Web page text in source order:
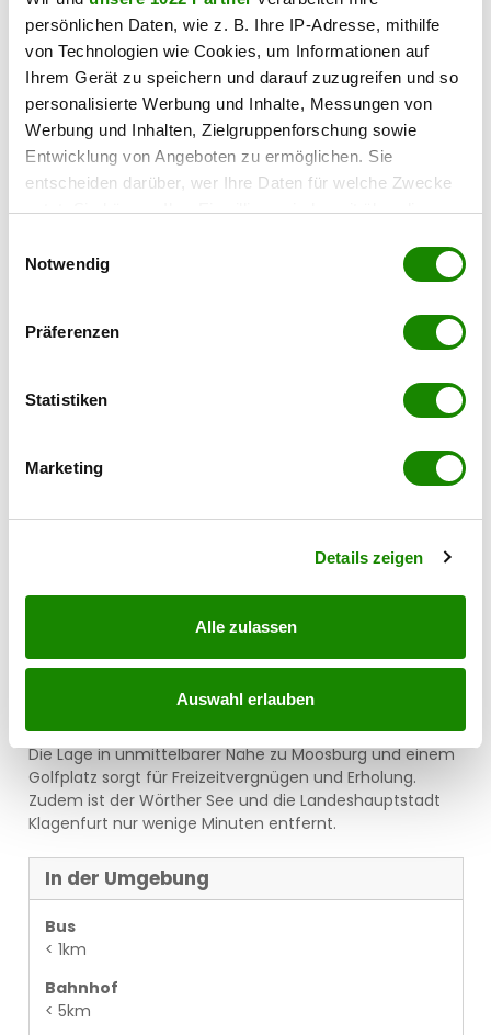
persönlichen Daten, wie z. B. Ihre IP-Adresse, mithilfe
von Technologien wie Cookies, um Informationen auf
Ihrem Gerät zu speichern und darauf zuzugreifen und so
personalisierte Werbung und Inhalte, Messungen von
Werbung und Inhalten, Zielgruppenforschung sowie
Entwicklung von Angeboten zu ermöglichen. Sie
entscheiden darüber, wer Ihre Daten für welche Zwecke
nutzt. Sie können Ihre Einwilligung jederzeit über die
Trigger Symbol ändern oder widerrufen
Informationen über Ihre geografische Lage
können
bestimmten Merkmalen (Fingerprinting) identifizieren
Erfahren Sie mehr darüber, wie Ihre persönlichen Daten
Notwendig
Präferenzen
Statistiken
Marketing
Details zeigen
Alle zulassen
Auswahl erlauben
Pläne
Lagebeschreibung
Die Lage in unmittelbarer Nähe zu Moosburg und einem
Golfplatz sorgt für Freizeitvergnügen und Erholung.
Zudem ist der Wörther See und die Landeshauptstadt
Klagenfurt nur wenige Minuten entfernt.
In der Umgebung
Bus
< 1km
Bahnhof
< 5km